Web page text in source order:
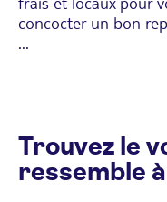
concocter un bon
...
Trouvez le
ressemble